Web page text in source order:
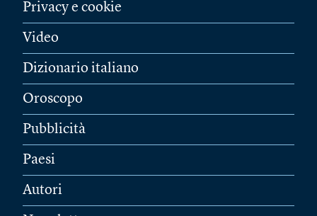
Privacy e cookie
Video
Dizionario italiano
Oroscopo
Pubblicità
Paesi
Autori